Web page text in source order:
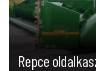
Repce